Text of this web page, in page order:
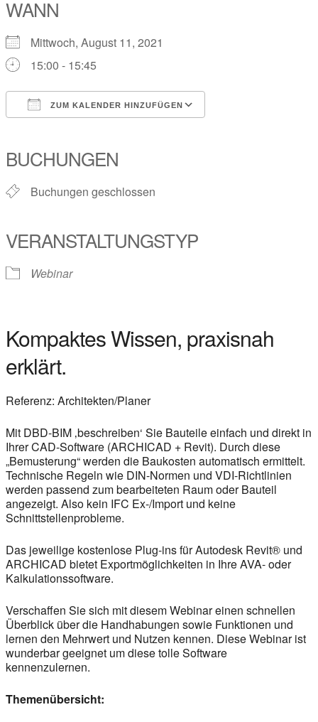
WANN
Mittwoch, August 11, 2021
15:00 - 15:45
ZUM KALENDER HINZUFÜGEN
BUCHUNGEN
Buchungen geschlossen
VERANSTALTUNGSTYP
Webinar
Kompaktes Wissen, praxisnah
erklärt.
Referenz: Architekten/Planer
Mit DBD-BIM ‚beschreiben‘ Sie Bauteile einfach und direkt in
Ihrer CAD-Software (ARCHICAD + Revit). Durch diese
„Bemusterung“ werden die Baukosten automatisch ermittelt.
Technische Regeln wie DIN-Normen und VDI-Richtlinien
werden passend zum bearbeiteten Raum oder Bauteil
angezeigt. Also kein IFC Ex-/Import und keine
Schnittstellenprobleme.
Das jeweilige kostenlose Plug-ins für Autodesk Revit® und
ARCHICAD bietet Exportmöglichkeiten in Ihre AVA- oder
Kalkulationssoftware.
Verschaffen Sie sich mit diesem Webinar einen schnellen
Überblick über die Handhabungen sowie Funktionen und
lernen den Mehrwert und Nutzen kennen. Diese Webinar ist
wunderbar geeignet um diese tolle Software
kennenzulernen.
Themenübersicht: